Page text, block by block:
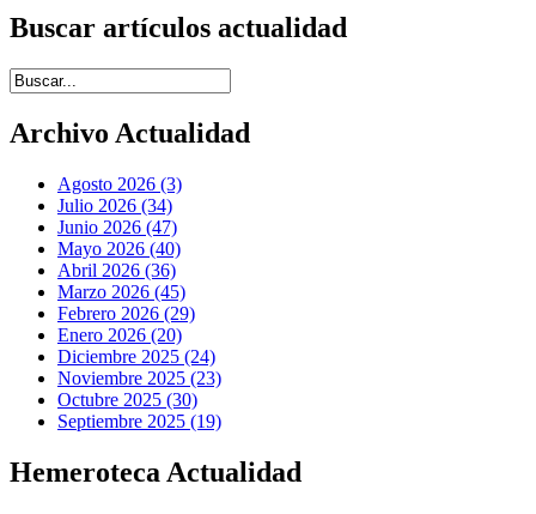
Buscar artículos actualidad
Introduce términos de búsqueda
Archivo Actualidad
Agosto 2026 (3)
Julio 2026 (34)
Junio 2026 (47)
Mayo 2026 (40)
Abril 2026 (36)
Marzo 2026 (45)
Febrero 2026 (29)
Enero 2026 (20)
Diciembre 2025 (24)
Noviembre 2025 (23)
Octubre 2025 (30)
Septiembre 2025 (19)
Hemeroteca Actualidad